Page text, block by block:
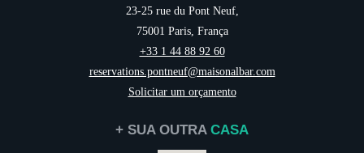
23-25 rue du Pont Neuf,
75001 Paris, França
+33 1 44 88 92 60
reservations.pontneuf@maisonalbar.com
Solicitar um orçamento
+ SUA OUTRA CASA